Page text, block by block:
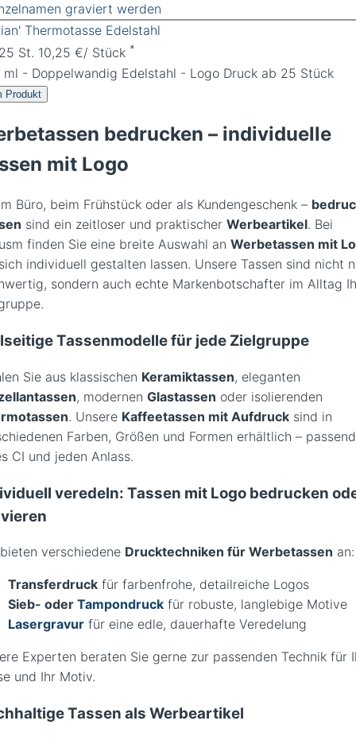
Thermotasse Edelstahl
St. 10,25 €/ Stück *
- Doppelwandig Edelstahl - Logo Druck ab 25 Stück
Produkt
bedrucken – individuelle
mit Logo
Büro, beim Frühstück oder als Kundengeschenk –
sind ein zeitloser und praktischer Werbeartikel. Bei
finden Sie eine breite Auswahl an Werbetassen mit
individuell gestalten lassen. Unsere Tassen sind nicht
sondern auch echte Markenbotschafter im Alltag
Tassenmodelle für jede Zielgruppe
Sie aus klassischen Keramiktassen, eleganten
, modernen Glastassen oder isolierenden
. Unsere Kaffeetassen mit Aufdruck sind in
Farben, Größen und Formen erhältlich –
CI und jeden Anlass.
veredeln: Tassen mit Logo bedrucken
verschiedene Drucktechniken für Werbetassen an:
Transferdruck für farbenfrohe, detailreiche Logos
Sieb- oder Tampondruck für robuste, langlebige Motive
Lasergravur für eine edle, dauerhafte Veredelung
Experten beraten Sie gerne zur passenden Technik für
und Ihr Motiv.
Tassen als Werbeartikel